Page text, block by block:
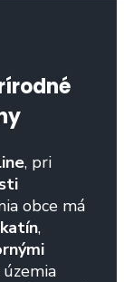
, pri
obce má
,
územia